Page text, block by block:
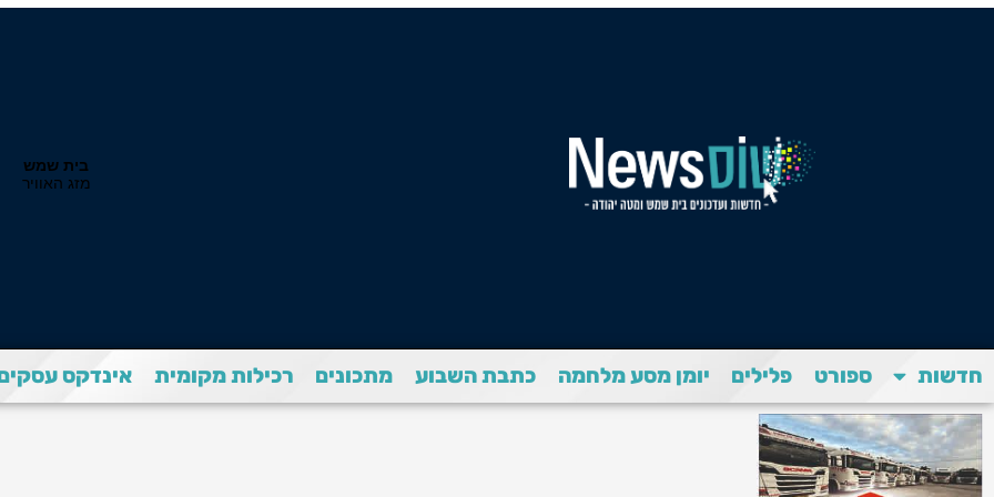
חדשות ספורט פלילים יומן מסע מלחמה כתבת השבוע מתכונים רכילות מקומית אינדקס